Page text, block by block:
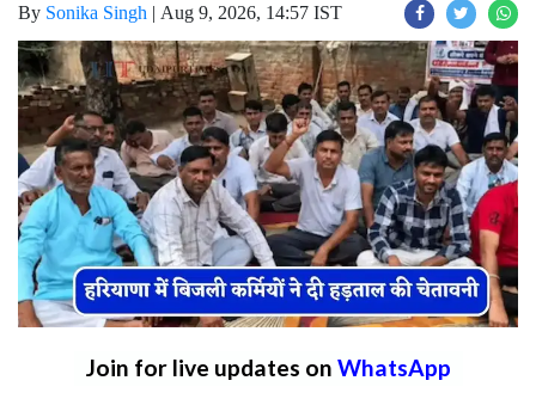
By Sonika Singh | Aug 9, 2026, 14:57 IST
Join for live updates on WhatsApp